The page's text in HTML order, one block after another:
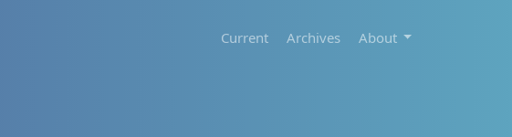
Current Archives About